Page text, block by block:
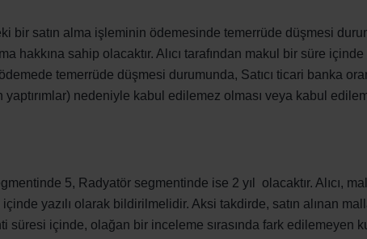
bir satın alma işleminin ödemesinde temerrüde düşmesi
hakkına sahip olacaktır. Alıcı tarafından makul bir süre
temerrüde düşmesi durumunda, Satıcı ticari banka
yaptırımlar) nedeniyle kabul edilemez olması veya kabul
5, Radyatör segmentinde ise 2 yıl olacaktır. Alıcı,
yazılı olarak bildirilmelidir. Aksi takdirde, satın alınan
süresi içinde, olağan bir inceleme sırasında fark edilemeyen